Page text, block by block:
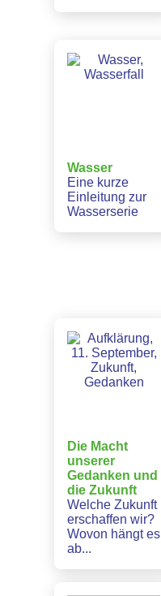
Wasser
Eine kurze
Einleitung zur
Wasserserie
Die Macht
unserer
Gedanken und
die Zukunft
Welche Zukunft
erschaffen wir?
Wovon hängt es
ab...